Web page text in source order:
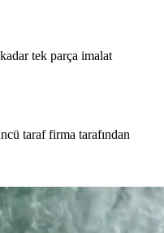
tek parça imalat
taraf firma tarafından